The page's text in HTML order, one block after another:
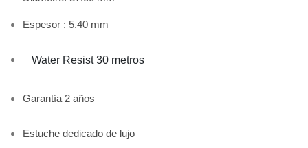
Espesor : 5.40 mm
Water Resist 30 metros
Garantía 2 años
Estuche dedicado de lujo